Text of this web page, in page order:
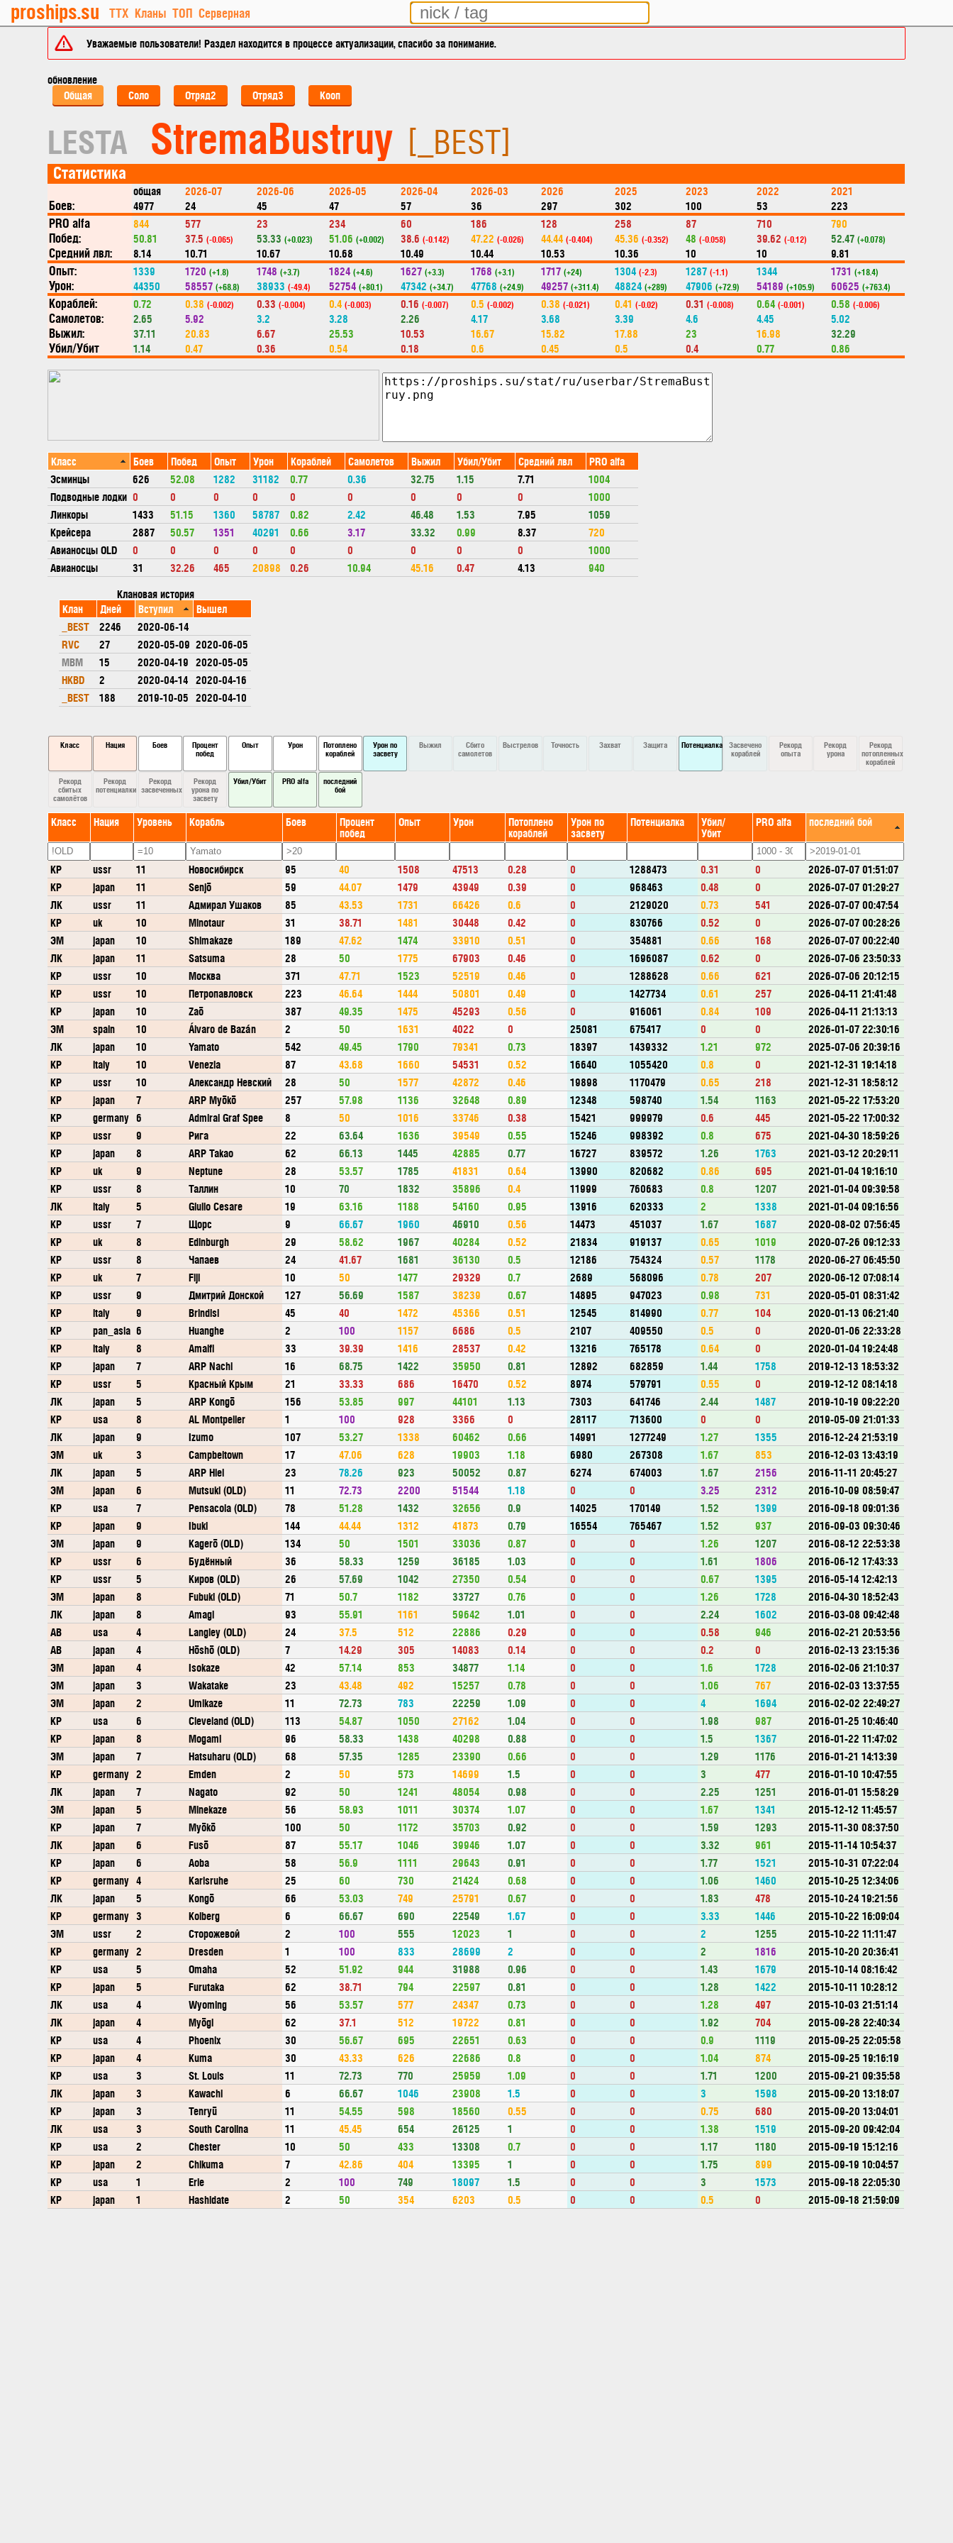
proships.su ТТХ Кланы ТОП Серверная
Уважаемые пользователи! Раздел находится в процессе актуализации, спасибо за понимание.
обновление
Общая
Соло Отряд2 Отряд3 Кооп
LESTA StremaBustruy [_BEST]
Статистика
общая 2026-07 2026-06 2026-05 2026-04 2026-03 2026 2025 2023 2022 2021
Боев: 4977 24 45 47 57 36 297 302 100 53 223
PRO alfa 844 577 23 234 60 186 128 258 87 710 790
Побед: 50.81 37.5 (-0.065) 53.33 (+0.023) 51.06 (+0.002) 38.6 (-0.142) 47.22 (-0.026) 44.44 (-0.404) 45.36 (-0.352) 48 (-0.058) 39.62 (-0.12) 52.47 (+0.078)
Средний лвл: 8.14 10.71 10.67 10.68 10.49 10.44 10.53 10.36 10 10 9.81
Опыт: 1339 1720 (+1.8) 1748 (+3.7) 1824 (+4.6) 1627 (+3.3) 1768 (+3.1) 1717 (+24) 1304 (-2.3) 1287 (-1.1) 1344 1731 (+18.4)
Урон: 44350 58557 (+68.8) 38933 (-49.4) 52754 (+80.1) 47342 (+34.7) 47768 (+24.9) 49257 (+311.4) 48824 (+289) 47906 (+72.9) 54189 (+105.9) 60625 (+763.4)
Кораблей: 0.72 0.38 (-0.002) 0.33 (-0.004) 0.4 (-0.003) 0.16 (-0.007) 0.5 (-0.002) 0.38 (-0.021) 0.41 (-0.02) 0.31 (-0.008) 0.64 (-0.001) 0.58 (-0.006)
Самолетов: 2.65 5.92 3.2 3.28 2.26 4.17 3.68 3.39 4.6 4.45 5.02
Выжил: 37.11 20.83 6.67 25.53 10.53 16.67 15.82 17.88 23 16.98 32.29
Убил/Убит 1.14 0.47 0.36 0.54 0.18 0.6 0.45 0.5 0.4 0.77 0.86
Класс Боев Побед Опыт Урон Кораблей Самолетов Выжил Убил/Убит Средний лвл
PRO alfa
Эсминцы
626 52.08 1282 31182 0.77 0.36 32.75 1.15 7.71
1004
Подводные лодки 0 0 0 0 0 0 0 0 0
1000
Линкоры
1433 51.15 1360 58787 0.82 2.42 46.48 1.53 7.95
1059
Крейсера
2887 50.57 1351 40291 0.66 3.17 33.32 0.99 8.37
720
Авианосцы OLD
0 0 0 0 0 0 0 0 0
1000
Авианосцы
31 32.26 465 20898 0.26 10.94 45.16 0.47 4.13
940
Клановая история
Клан
Дней Вступил
Вышел
_BEST
2246
2020-06-14
RVC
27 2020-05-09 2020-06-05
MBM
15 2020-04-19 2020-05-05
HKBD
2 2020-04-14 2020-04-16
_BEST
188 2019-10-05 2020-04-10
Класс Нация Боев
Процент
побед
Опыт Урон
Потоплено
кораблей
Урон по
засвету
Выжил
Сбито
самолетов
Выстрелов Точность Захват Защита Потенциалка
Засвечено
кораблей
Рекорд
опыта
Рекорд
урона
Рекорд
потопленных
кораблей
Рекорд
сбитых
самолётов
Рекорд
потенциалки
Рекорд
засвеченных
Рекорд
урона по
засвету
Убил/Убит PRO alfa
последний
бой
Класс Нация Уровень Корабль Боев Процент
побед
Опыт Урон Потоплено
кораблей
Урон по
засвету
Потенциалка Убил/
Убит
PRO alfa последний бой
КР ussr 11 Новосибирск 95 40 1508 47513 0.28 0 1288473 0.31 0
2026-07-07 01:51:07
КР
japan 11 Senjō 59 44.07 1479 43949 0.39 0 968463 0.48 0
2026-07-07 01:29:27
ЛК
ussr 11 Адмирал Ушаков 85 43.53 1731 66426 0.6 0 2129020 0.73 541
2026-07-07 00:47:54
КР
uk 10 Minotaur 31 38.71 1481 30448 0.42 0 830766 0.52 0
2026-07-07 00:28:26
ЭМ
japan 10 Shimakaze 189 47.62 1474 33910 0.51 0 354881 0.66 168
2026-07-07 00:22:40
ЛК
japan 11 Satsuma 28 50 1775 67903 0.46 0 1696087 0.62 0
2026-07-06 23:50:33
КР
ussr 10 Москва 371 47.71 1523 52519 0.46 0 1288628 0.66 621
2026-07-06 20:12:15
КР
ussr 10 Петропавловск 223 46.64 1444 50801 0.49 0 1427734 0.61 257
2026-04-11 21:41:48
КР
japan 10 Zaō 387 49.35 1475 45293 0.56 0 916061 0.84 109
2026-04-11 21:13:13
ЭМ
spain 10 Álvaro de Bazán 2 50 1631 4022 0 25081 675417 0 0
2026-01-07 22:30:16
ЛК
japan 10 Yamato 542 49.45 1790 79341 0.73 18397 1439332 1.21 972
2025-07-06 20:39:16
КР
italy 10 Venezia 87 43.68 1660 54531 0.52 16640 1055420 0.8 0
2021-12-31 19:14:18
КР
ussr 10 Александр Невский 28 50 1577 42872 0.46 19898 1170479 0.65 218
2021-12-31 18:58:12
КР
japan 7 ARP Myōkō 257 57.98 1136 32648 0.89 12348 598740 1.54 1163
2021-05-22 17:53:20
КР
germany 6 Admiral Graf Spee 8 50 1016 33746 0.38 15421 999979 0.6 445
2021-05-22 17:00:32
КР
ussr 9 Рига 22 63.64 1636 39549 0.55 15246 998392 0.8 675
2021-04-30 18:59:26
КР
japan 8 ARP Takao 62 66.13 1445 42885 0.77 16727 839572 1.26 1763
2021-03-12 20:29:11
КР
uk 9 Neptune 28 53.57 1785 41831 0.64 13990 820682 0.86 695
2021-01-04 19:16:10
КР
ussr 8 Таллин 10 70 1832 35896 0.4 11999 760683 0.8 1207
2021-01-04 09:39:58
ЛК
italy 5 Giulio Cesare 19 63.16 1188 54160 0.95 13916 620333 2 1338
2021-01-04 09:16:56
КР
ussr 7 Щорс 9 66.67 1960 46910 0.56 14473 451037 1.67 1687
2020-08-02 07:56:45
КР
uk 8 Edinburgh 29 58.62 1967 40284 0.52 21834 919137 0.65 1019
2020-07-26 09:12:33
КР
ussr 8 Чапаев 24 41.67 1681 36130 0.5 12186 754324 0.57 1178
2020-06-27 06:45:50
КР
uk 7 Fiji 10 50 1477 29329 0.7 2689 568096 0.78 207
2020-06-12 07:08:14
КР
ussr 9 Дмитрий Донской 127 56.69 1587 38239 0.67 14895 947023 0.98 731
2020-05-01 08:31:42
КР
italy 9 Brindisi 45 40 1472 45366 0.51 12545 814990 0.77 104
2020-01-13 06:21:40
КР
pan_asia 6 Huanghe 2 100 1157 6686 0.5 2107 409550 0.5 0
2020-01-06 22:33:28
КР
italy 8 Amalfi 33 39.39 1416 28537 0.42 13216 765178 0.64 0
2020-01-04 19:24:48
КР
japan 7 ARP Nachi 16 68.75 1422 35950 0.81 12892 682859 1.44 1758
2019-12-13 18:53:32
КР
ussr 5 Красный Крым 21 33.33 686 16470 0.52 8974 579791 0.55 0
2019-12-12 08:14:18
ЛК
japan 5 ARP Kongō 156 53.85 997 44101 1.13 7303 641746 2.44 1487
2019-10-19 09:22:20
КР
usa 8 AL Montpelier 1 100 928 3366 0 28117 713600 0 0
2019-05-09 21:01:33
ЛК
japan 9 Izumo 107 53.27 1338 60462 0.66 14991 1277249 1.27 1355
2016-12-24 21:53:19
ЭМ
uk 3 Campbeltown 17 47.06 628 19903 1.18 6980 267308 1.67 853
2016-12-03 13:43:19
ЛК
japan 5 ARP Hiei 23 78.26 923 50052 0.87 6274 674003 1.67 2156
2016-11-11 20:45:27
ЭМ
japan 6 Mutsuki (OLD) 11 72.73 2200 51544 1.18 0 0 3.25 2312
2016-10-09 08:59:47
КР
usa 7 Pensacola (OLD) 78 51.28 1432 32656 0.9 14025 170149 1.52 1399
2016-09-18 09:01:36
КР
japan 9 Ibuki 144 44.44 1312 41873 0.79 16554 765467 1.52 937
2016-09-03 09:30:46
ЭМ
japan 9 Kagerō (OLD) 134 50 1501 33036 0.87 0 0 1.26 1207
2016-08-12 22:53:38
КР
ussr 6 Будённый 36 58.33 1259 36185 1.03 0 0 1.61 1806
2016-06-12 17:43:33
КР
ussr 5 Киров (OLD) 26 57.69 1042 27350 0.54 0 0 0.67 1395
2016-05-14 12:42:13
ЭМ
japan 8 Fubuki (OLD) 71 50.7 1182 33727 0.76 0 0 1.26 1728
2016-04-30 18:52:43
ЛК
japan 8 Amagi 93 55.91 1161 59642 1.01 0 0 2.24 1602
2016-03-08 09:42:48
АВ
usa 4 Langley (OLD) 24 37.5 512 22886 0.29 0 0 0.58 946
2016-02-21 20:53:56
АВ
japan 4 Hōshō (OLD) 7 14.29 305 14083 0.14 0 0 0.2 0
2016-02-13 23:15:36
ЭМ
japan 4 Isokaze 42 57.14 853 34877 1.14 0 0 1.6 1728
2016-02-06 21:10:37
ЭМ
japan 3 Wakatake 23 43.48 492 15257 0.78 0 0 1.06 767
2016-02-03 13:37:55
ЭМ
japan 2 Umikaze 11 72.73 783 22259 1.09 0 0 4 1694
2016-02-02 22:49:27
КР
usa 6 Cleveland (OLD) 113 54.87 1050 27162 1.04 0 0 1.98 987
2016-01-25 10:46:40
КР
japan 8 Mogami 96 58.33 1438 40298 0.88 0 0 1.5 1367
2016-01-22 11:47:02
ЭМ
japan 7 Hatsuharu (OLD) 68 57.35 1285 23390 0.66 0 0 1.29 1176
2016-01-21 14:13:39
КР
germany 2 Emden 2 50 573 14699 1.5 0 0 3 477
2016-01-10 10:47:55
ЛК
japan 7 Nagato 92 50 1241 48054 0.98 0 0 2.25 1251
2016-01-01 15:58:29
ЭМ
japan 5 Minekaze 56 58.93 1011 30374 1.07 0 0 1.67 1341
2015-12-12 11:45:57
КР
japan 7 Myōkō 100 50 1172 35703 0.92 0 0 1.59 1293
2015-11-30 08:37:50
ЛК
japan 6 Fusō 87 55.17 1046 39946 1.07 0 0 3.32 961
2015-11-14 10:54:37
КР
japan 6 Aoba 58 56.9 1111 29643 0.91 0 0 1.77 1521
2015-10-31 07:22:04
КР
germany 4 Karlsruhe 25 60 730 21424 0.68 0 0 1.06 1460
2015-10-25 12:34:06
ЛК
japan 5 Kongō 66 53.03 749 25791 0.67 0 0 1.83 478
2015-10-24 19:21:56
КР
germany 3 Kolberg 6 66.67 690 22549 1.67 0 0 3.33 1446
2015-10-22 16:09:04
ЭМ
ussr 2 Сторожевой 2 100 555 12023 1 0 0 2 1255
2015-10-22 11:11:47
КР
germany 2 Dresden 1 100 833 28699 2 0 0 2 1816
2015-10-20 20:36:41
КР
usa 5 Omaha 52 51.92 944 31988 0.96 0 0 1.43 1679
2015-10-14 08:16:42
КР
japan 5 Furutaka 62 38.71 794 22597 0.81 0 0 1.28 1422
2015-10-11 10:28:12
ЛК
usa 4 Wyoming 56 53.57 577 24347 0.73 0 0 1.28 497
2015-10-03 21:51:14
ЛК
japan 4 Myōgi 62 37.1 512 19722 0.81 0 0 1.92 704
2015-09-28 22:40:34
КР
usa 4 Phoenix 30 56.67 695 22651 0.63 0 0 0.9 1119
2015-09-25 22:05:58
КР
japan 4 Kuma 30 43.33 626 22686 0.8 0 0 1.04 874
2015-09-25 19:16:19
КР
usa 3 St. Louis 11 72.73 770 25959 1.09 0 0 1.71 1200
2015-09-21 09:35:58
ЛК
japan 3 Kawachi 6 66.67 1046 23908 1.5 0 0 3 1598
2015-09-20 13:18:07
КР
japan 3 Tenryū 11 54.55 598 18560 0.55 0 0 0.75 680
2015-09-20 13:04:01
ЛК
usa 3 South Carolina 11 45.45 654 26125 1 0 0 1.38 1519
2015-09-20 09:42:04
КР
usa 2 Chester 10 50 433 13308 0.7 0 0 1.17 1180
2015-09-19 15:12:16
КР
japan 2 Chikuma 7 42.86 404 13395 1 0 0 1.75 899
2015-09-19 10:04:57
КР
usa 1 Erie 2 100 749 18097 1.5 0 0 3 1573
2015-09-18 22:05:30
КР
japan 1 Hashidate 2 50 354 6203 0.5 0 0 0.5 0 2015-09-18 21:59:09